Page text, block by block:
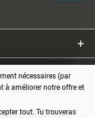
x
nécessaires (par
à améliorer notre offre et
tout. Tu trouveras